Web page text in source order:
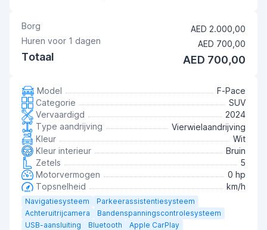
Borg
AED 2.000,00
Huren voor 1 dagen AED 700,00
Totaal AED 700,00
Model
F-Pace
Categorie
SUV
Vervaardigd
2024
Type aandrijving
Vierwielaandrijving
Kleur
Wit
Kleur interieur
Bruin
Zetels
5
Motorvermogen
0 hp
Topsnelheid
km/h
Navigatiesysteem
Parkeerassistentiesysteem
Achteruitrijcamera
Bandenspanningscontrolesysteem
USB-aansluiting
Bluetooth Apple CarPlay